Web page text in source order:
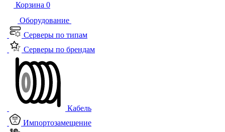
Корзина 0
Оборудование
Серверы по типам
Серверы по брендам
Кабель
Импортозамещение